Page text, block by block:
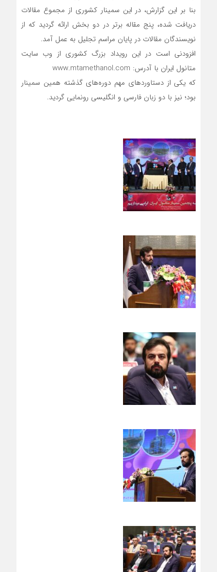
بنا بر این گزارش، در این سمینار کشوری از مجموع مقالات
دریافت شده، پنج مقاله برتر در دو بخش ارائه گردید که از
نویسندگان مقالات در پایان مراسم تجلیل به عمل آمد.
افزودنی است در این رویداد بزرگ کشوری از وب سایت
متانول ایران با آدرس: www.mtamethanol.com
که یکی از دستاوردهای مهم دوره‌های گذشته همین سمینار
بود؛ نیز با دو زبان فارسی و انگلیسی رونمایی گردید.